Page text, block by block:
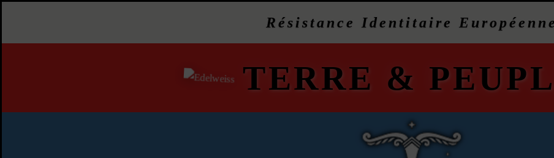
Résistance Identitaire Européenne
TERRE &